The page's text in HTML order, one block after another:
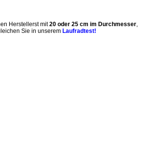
Herstellerst mit20 oder 25 cm im Durchmesser,
Sie in unseremLaufradtest!